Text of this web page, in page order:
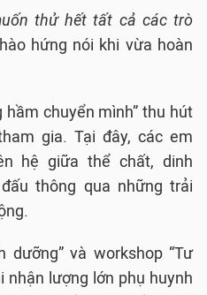
thử hết tất cả các trò
hứng nói khi vừa hoàn
chuyển mình” thu hút
gia. Tại đây, các em
hệ giữa thể chất, dinh
thông qua những trải
dưỡng” và workshop “Tư
nhận lượng lớn phụ huynh